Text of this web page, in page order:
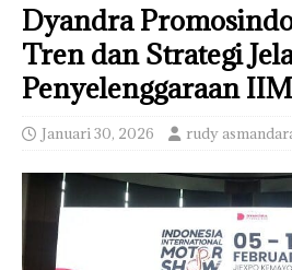
Dyandra
Tren dan Strategi
Penyelenggaraan
Januari 30, 2026 rudy